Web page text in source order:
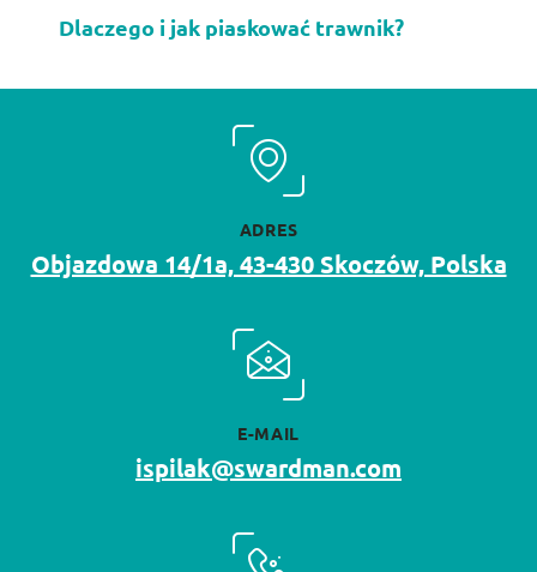
Dlaczego i jak piaskować trawnik?
ADRES
Objazdowa 14/1a, 43-430 Skoczów, Polska
E-MAIL
ispilak@swardman.com